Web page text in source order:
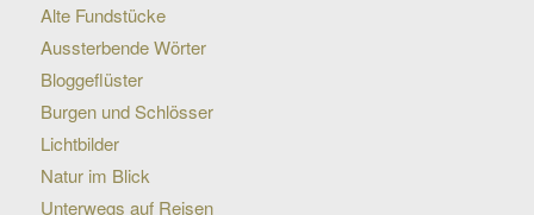
Alte Fundstücke
Aussterbende Wörter
Bloggeflüster
Burgen und Schlösser
Lichtbilder
Natur im Blick
Unterwegs auf Reisen